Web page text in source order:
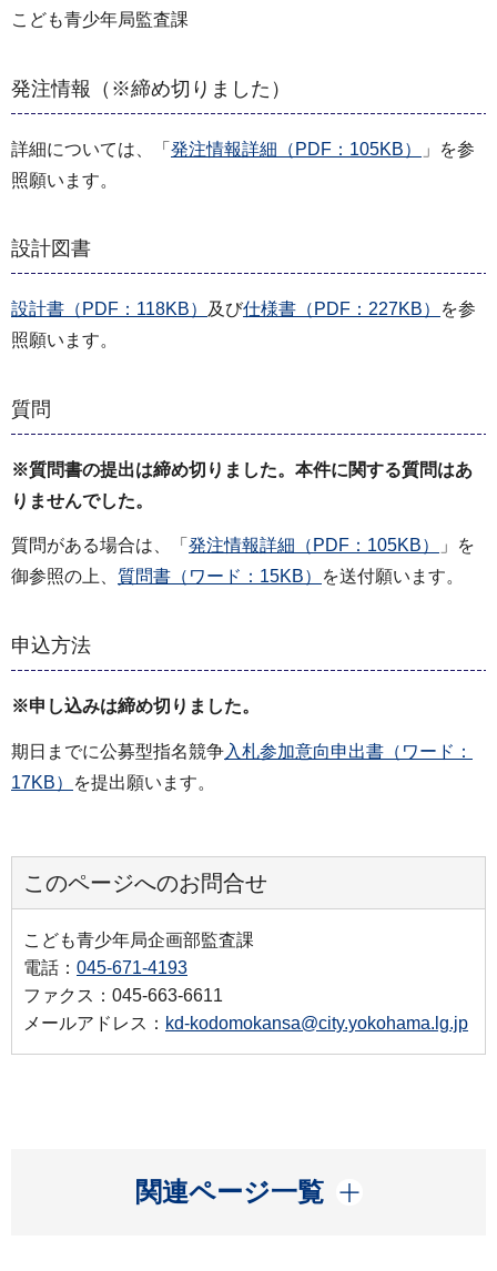
こども青少年局監査課
発注情報（※締め切りました）
詳細については、「 発注情報詳細（PDF：105KB）
」を参
照願います。
設計図書
設計書（PDF：118KB） 及び仕様書（PDF：227KB）
を参
照願います。
質問
※質問書の提出は締め切りました。本件に関する質問はあ
りませんでした。
質問がある場合は、「 発注情報詳細（PDF：105KB）
」を
御参照の上、 質問書（ワード：15KB） を送付願います。
申込方法
※申し込みは締め切りました。
期日までに公募型指名競争入札参加意向申出書（ワード：
17KB）
を提出願います。
このページへのお問合せ
こども青少年局企画部監査課
電話： 045-671-4193
ファクス：045-663-6611
メールアドレス： kd-kodomokansa@city.yokohama.lg.jp
関連ページ一覧
開く